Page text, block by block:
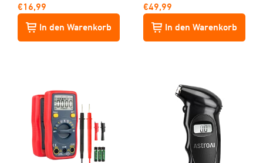
€16,99
In den Warenkorb
€49,99
In den Warenkorb